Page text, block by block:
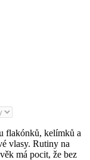
flakónků, kelímků a
vlasy. Rutiny na
má pocit, že bez